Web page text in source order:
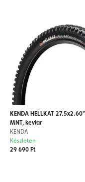
KENDA HELLKAT
MNT, kevlar
KENDA
29 690 Ft
Készleten